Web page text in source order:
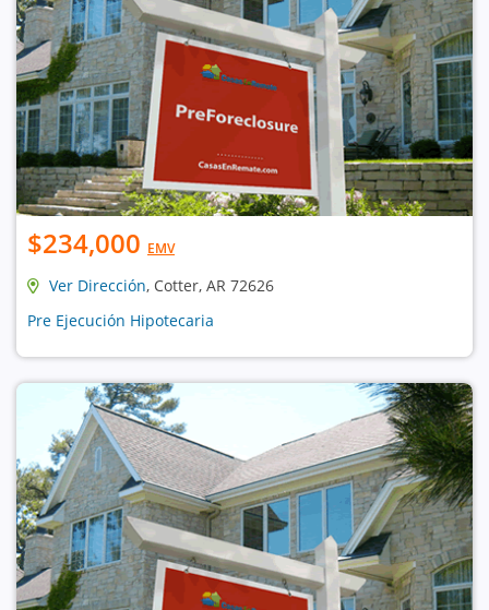
$234,000 EMV
Ver Dirección, Cotter, AR 72626
Pre Ejecución Hipotecaria